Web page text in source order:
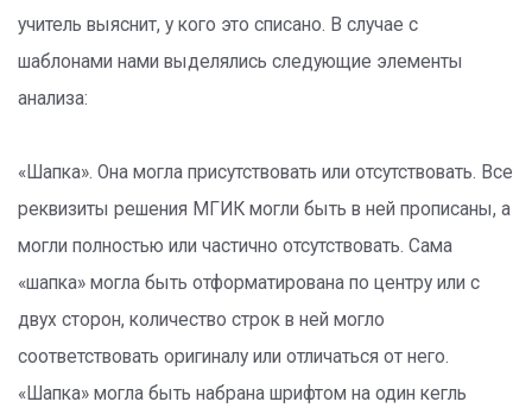
учитель выяснит, у кого это списано. В случае с
шаблонами нами выделялись следующие элементы
анализа:
«Шапка». Она могла присутствовать или отсутствовать. Все
реквизиты решения МГИК могли быть в ней прописаны, а
могли полностью или частично отсутствовать. Сама
«шапка» могла быть отформатирована по центру или с
двух сторон, количество строк в ней могло
соответствовать оригиналу или отличаться от него.
«Шапка» могла быть набрана шрифтом на один кегль